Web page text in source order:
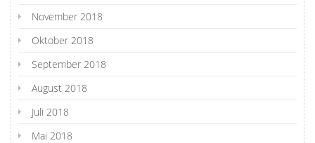
November 2018
Oktober 2018
September 2018
August 2018
Juli 2018
Mai 2018